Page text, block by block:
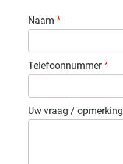
Naam *
Telefoonnummer*
Uw vraag / opmerking